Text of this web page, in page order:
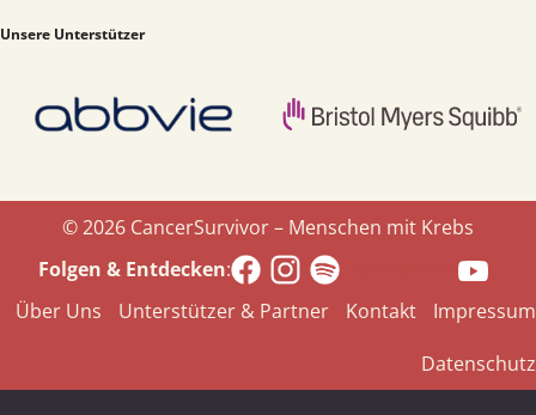
Unsere Unterstützer
© 2026 CancerSurvivor – Menschen mit Krebs
Folgen & Entdecken:
Über Uns
Unterstützer & Partner Kontakt
Impressum
Datenschutz